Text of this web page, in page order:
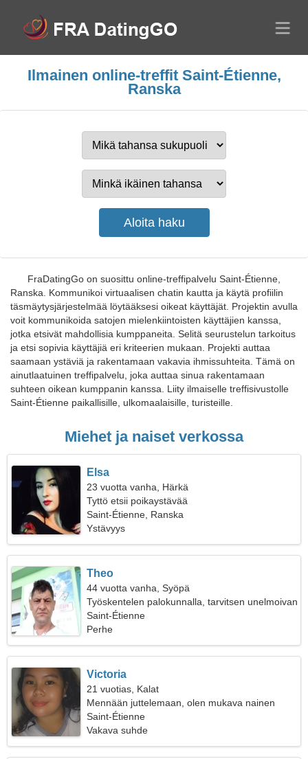
Ilmainen online-treffit Saint-Étienne,
Ranska
FraDatingGo on suosittu online-treffipalvelu Saint-Étienne,
Ranska. Kommunikoi virtuaalisen chatin kautta ja käytä profiilin
täsmäytysjärjestelmää löytääksesi oikeat käyttäjät. Projektin avulla
voit kommunikoida satojen mielenkiintoisten käyttäjien kanssa,
jotka etsivät mahdollisia kumppaneita. Selitä seurustelun tarkoitus
ja etsi sopivia käyttäjiä eri kriteerien mukaan. Projekti auttaa
saamaan ystäviä ja rakentamaan vakavia ihmissuhteita. Tämä on
ainutlaatuinen treffipalvelu, joka auttaa sinua rakentamaan
suhteen oikean kumppanin kanssa. Liity ilmaiselle treffisivustolle
Saint-Étienne paikallisille, ulkomaalaisille, turisteille.
Miehet ja naiset verkossa
Elsa
23 vuotta vanha, Härkä
Tyttö etsii poikaystävää
Saint-Étienne, Ranska
Ystävyys
Theo
44 vuotta vanha, Syöpä
Työskentelen palokunnalla, tarvitsen unelmoivan
naisen
Saint-Étienne
Perhe
Victoria
21 vuotias, Kalat
Mennään juttelemaan, olen mukava nainen
Saint-Étienne
Vakava suhde